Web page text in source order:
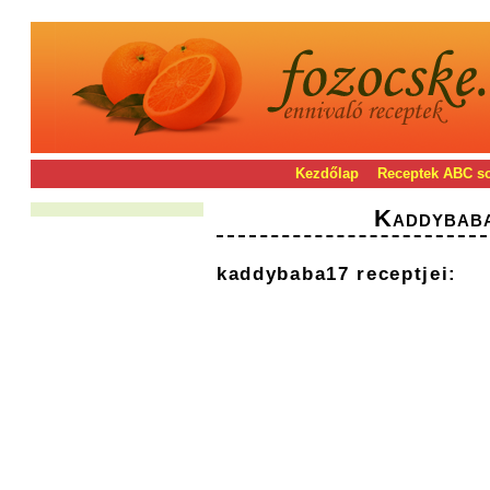
Kezdőlap Receptek ABC
kaddybaba17 receptjei: